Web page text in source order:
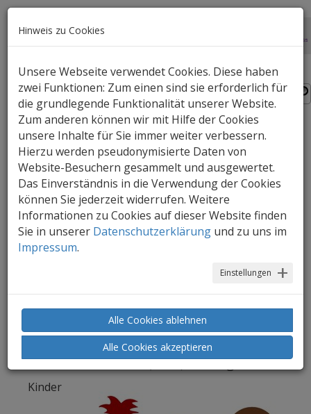
miniKim 2014 - Wie
Vorschulkinder Medien
nutzen
30.07.2015
Die Studie zum Medienumgang der 2-
bis 5-Jährigen wurde durch den
Medienpädagogischen
Forschungsverbund Südwest (mpfs) in
Zusammenarbeit mit dem
Südwestrundfunk (SWR) durchgeführt.
Kinder
Hinweis zu Cookies
Unsere Webseite verwendet Cookies. Diese haben
zwei Funktionen: Zum einen sind sie erforderlich für
die grundlegende Funktionalität unserer Website.
Zum anderen können wir mit Hilfe der Cookies
unsere Inhalte für Sie immer weiter verbessern.
Hierzu werden pseudonymisierte Daten von
Website-Besuchern gesammelt und ausgewertet.
Das Einverständnis in die Verwendung der Cookies
können Sie jederzeit widerrufen. Weitere
Informationen zu Cookies auf dieser Website finden
Sie in unserer Datenschutzerklärung und zu uns im
Impressum.
Einstellungen
Alle Cookies ablehnen
Alle Cookies akzeptieren